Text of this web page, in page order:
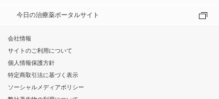
今日の治療薬ポータルサイト
会社情報
サイトのご利用について
個人情報保護方針
特定商取引法に基づく表示
ソーシャルメディアポリシー